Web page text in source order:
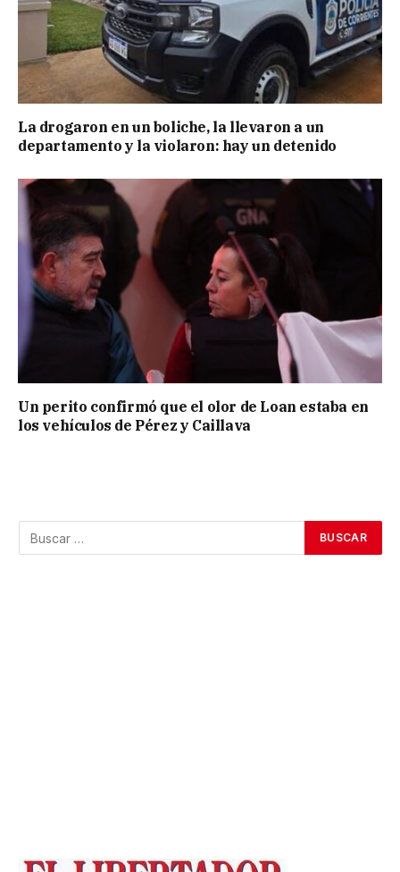
La drogaron en un boliche, la llevaron a un
departamento y la violaron: hay un detenido
Un perito confirmó que el olor de Loan estaba en
los vehículos de Pérez y Caillava